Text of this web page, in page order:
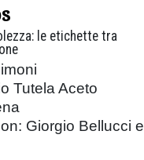
le etichette tra
Tutela Aceto
Giorgio Bellucci e